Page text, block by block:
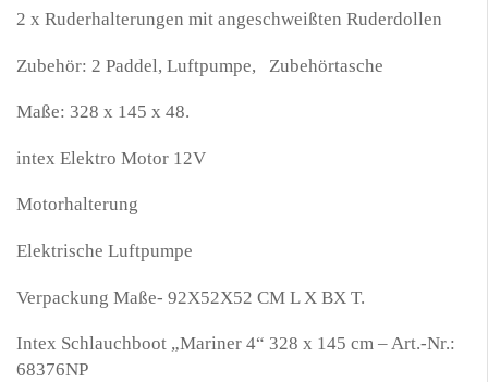
2 x Ruderhalterungen mit angeschweißten Ruderdollen
Zubehör: 2 Paddel, Luftpumpe, Zubehörtasche
Maße: 328 x 145 x 48.
intex Elektro Motor 12V
Motorhalterung
Elektrische Luftpumpe
Verpackung Maße- 92X52X52 CM L X BX T.
Intex Schlauchboot „Mariner 4“ 328 x 145 cm – Art.-Nr.:
68376NP